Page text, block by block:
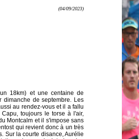
(04/09/2023)
18km) et une centaine de
de septembre. Les
au rendez-vous et il a fallu
toujours le torse à l'air,
Montcalm et il s'impose sans
qui revient donc à un très
Sur la courte disance, Aurélie